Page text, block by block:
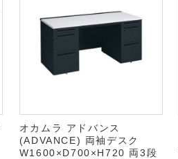
オカムラ アドバンス
(ADVANCE) 両袖デスク
W1600×D700×H720 両3段